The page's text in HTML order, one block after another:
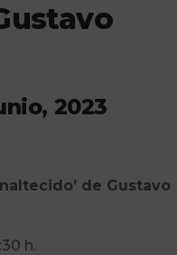
2023
de Gustavo
h.